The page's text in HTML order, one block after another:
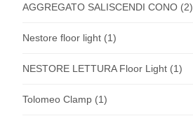
AGGREGATO SALISCENDI CONO (2)
Nestore floor light (1)
NESTORE LETTURA Floor Light (1)
Tolomeo Clamp (1)